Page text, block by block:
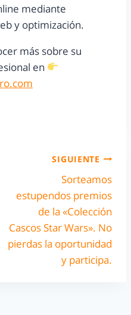
mediante
y optimización.
más sobre su
en
SIGUIENTE
Sorteamos
estupendos premios
de la «Colección
Cascos Star Wars». No
pierdas la oportunidad
y participa.